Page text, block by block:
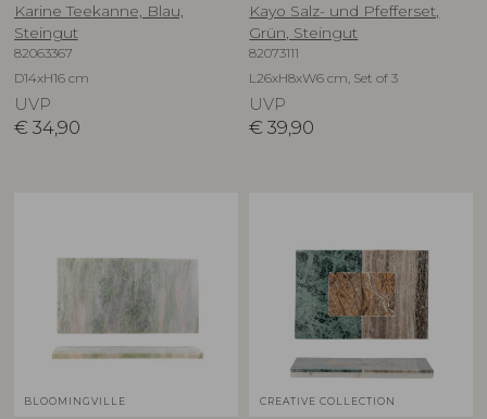
Karine Teekanne, Blau,
Steingut
82063367
D14xH16 cm
UVP
€ 34,90
Kayo Salz- und Pfefferset,
Grün, Steingut
82073111
L26xH8xW6 cm, Set of 3
UVP
€ 39,90
BLOOMINGVILLE CREATIVE COLLECTION